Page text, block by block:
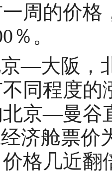
周的价格
％。
—大阪，
同程度的
北京—曼谷
济舱票价
格几近翻